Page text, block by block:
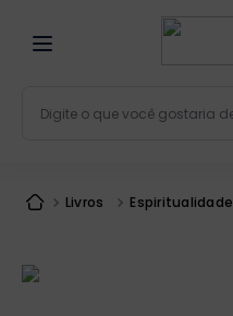
Livros Espiritualidade